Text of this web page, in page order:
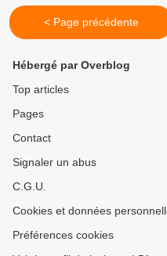
< Page précédente
Hébergé par Overblog
Top articles
Pages
Contact
Signaler un abus
C.G.U.
Cookies et données
Préférences cookies